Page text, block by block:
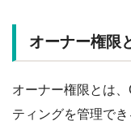
オーナー権限
オーナー権限とは
ティングを管理でき